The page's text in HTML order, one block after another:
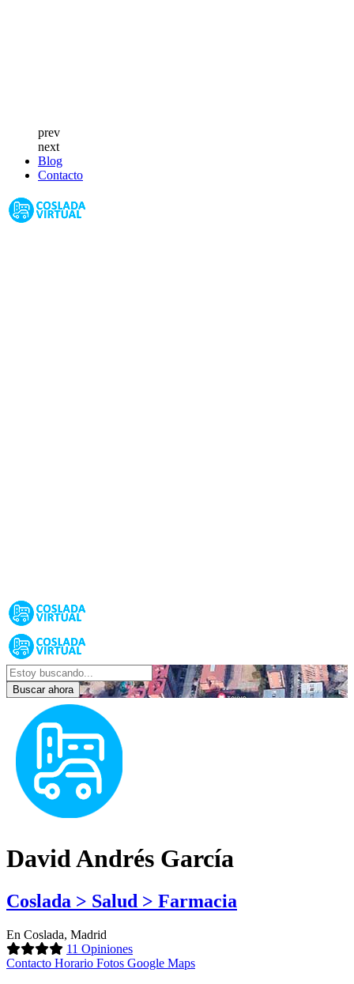
prev
next
Blog
Contacto
Buscar ahora
David Andrés García
Coslada > Salud > Farmacia
En Coslada, Madrid
11 Opiniones
Contacto Horario Fotos Google Maps